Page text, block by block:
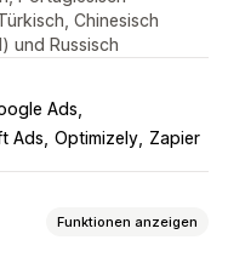
Chinesisch
und Russisch
Ads
Ads Optimizely Zapier
Funktionen anzeigen